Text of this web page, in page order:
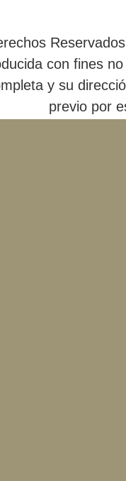
con fines
y su
previo por